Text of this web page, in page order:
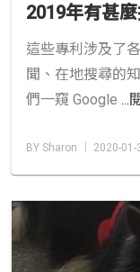
2019年有甚
這些專利涉及了
聞、在地搜尋的
們一窺 Google ...
BY Sharon │ 2020-01-